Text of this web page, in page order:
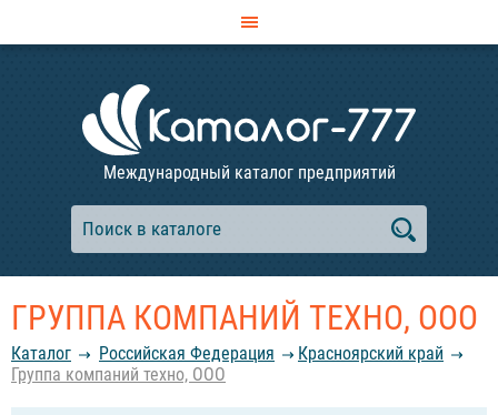
Международный каталог предприятий
ГРУППА КОМПАНИЙ ТЕХНО, ООО
Каталог Российcкая Федерация
Красноярский край
Группа компаний техно, ООО